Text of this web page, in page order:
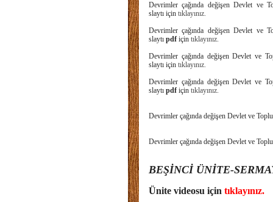
Devrimler çağında değişen Devlet ve
slaytı için tıklayınız.
Devrimler çağında değişen Devlet ve
slaytı pdf için tıklayınız.
Devrimler çağında değişen Devlet ve
slaytı için tıklayınız.
Devrimler çağında değişen Devlet ve
slaytı pdf için tıklayınız.
Devrimler çağında değişen Devlet ve
Devrimler çağında değişen Devlet ve
BEŞİNCİ ÜNİTE-
Ünite videosu için tıklayınız.